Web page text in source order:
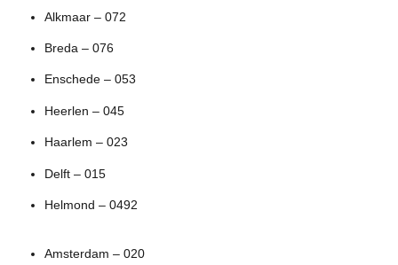
Alkmaar – 072
Breda – 076
Enschede – 053
Heerlen – 045
Haarlem – 023
Delft – 015
Helmond – 0492
Amsterdam – 020